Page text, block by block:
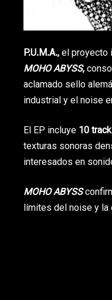
P.U.M.A.,el proyecto
MOHO ABYSS,
aclamado sello
industrial y el noise
El EP incluye 10
texturas sonoras
interesados en
MOHO ABYSS
límites del noise y la